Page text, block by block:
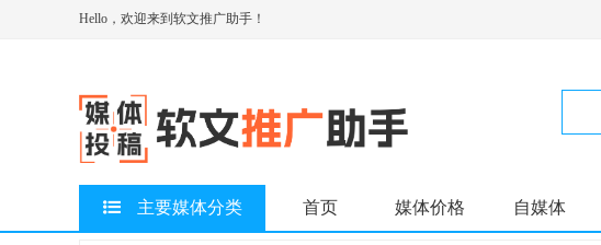
Hello，欢迎来到软文推广助手！
主要媒体分类 首页 媒体价格 自媒体